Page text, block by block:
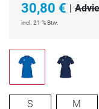
30,80 € |
incl. 21 % Btw.
S M